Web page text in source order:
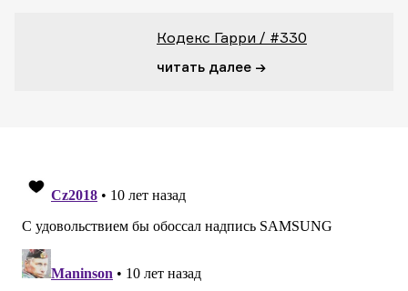
Кодекс Гарри / #330
читать далее →